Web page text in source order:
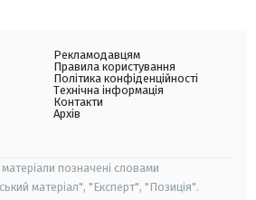
Рекламодавцям
Правила користування
Політика конфіденційності
Технічна інформація
Контакти
Архів
матеріали позначені словами
матеріал", "Експерт", "Позиція".